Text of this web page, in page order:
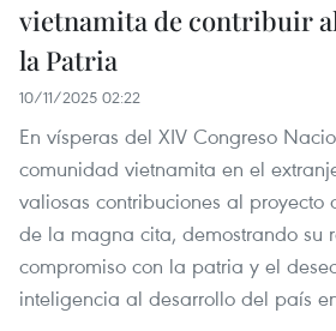
vietnamita de contribuir
la Patria
10/11/2025 02:22
En vísperas del XIV Congreso
comunidad vietnamita en el
valiosas contribuciones al proyecto
de la magna cita, demostrando su
compromiso con la patria y el
inteligencia al desarrollo del país